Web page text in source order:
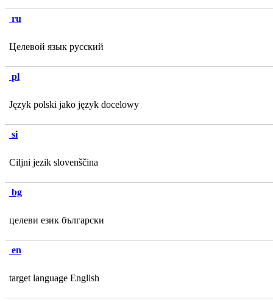
ru
Целевой язык русский
pl
Język polski jako język docelowy
si
Ciljni jezik slovenščina
bg
целеви език български
en
target language English